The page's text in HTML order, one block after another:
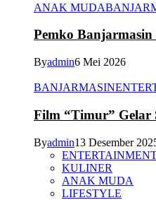
ANAK MUDA
Pemko
Byadmin6 Mei 2026
BANJARMASIN
Film “Timur” Gelar
Byadmin13 Desember
KULINER
ANAK MUDA
LIFESTYLE